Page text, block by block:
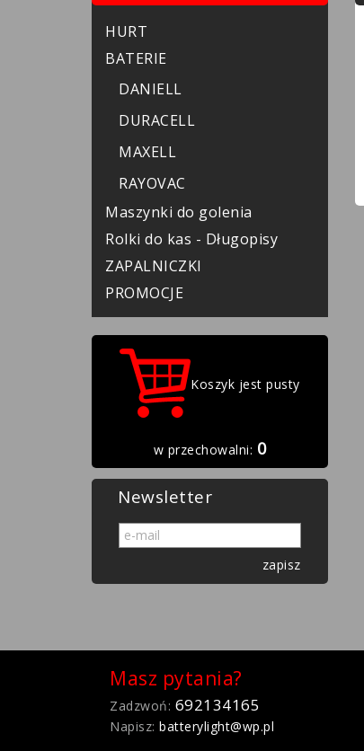
HURT
BATERIE
DANIELL
DURACELL
MAXELL
RAYOVAC
Maszynki do golenia
Rolki do kas - Długopisy
ZAPALNICZKI
PROMOCJE
Koszyk jest pusty
w przechowalni: 0
Newsletter
zapisz
Masz pytania?
Zadzwoń: 692134165
Napisz: batterylight@wp.pl